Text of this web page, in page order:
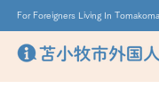
For Foreigners Living In